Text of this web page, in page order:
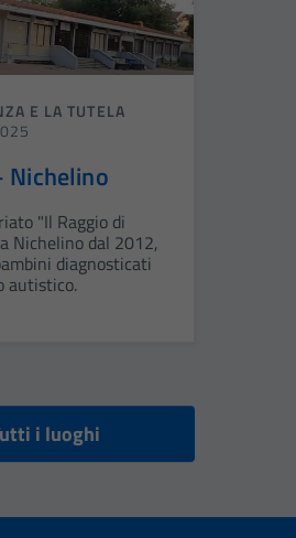
E LA TUTELA
Nichelino
"Il Raggio di
Nichelino dal 2012,
diagnosticati
autistico.
i luoghi